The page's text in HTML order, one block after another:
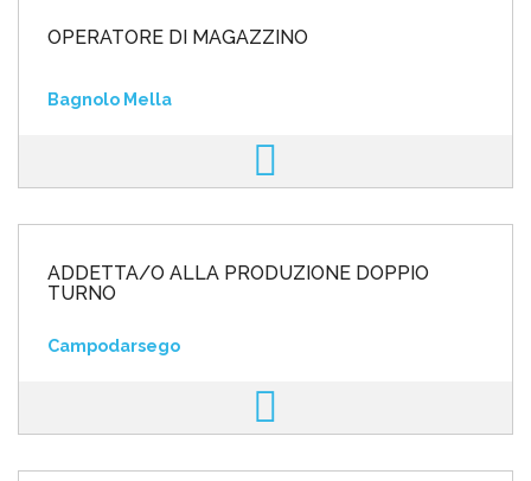
OPERATORE DI MAGAZZINO
Bagnolo Mella
ADDETTA/O ALLA PRODUZIONE DOPPIO
TURNO
Campodarsego